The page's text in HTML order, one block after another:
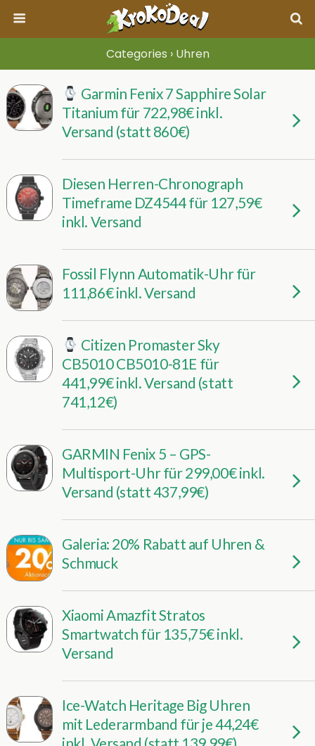
Categories ›Uhren
Garmin Fenix 7 Sapphire Solar
Titanium für 722,98€ inkl.
Versand (statt 860€)
Diesen Herren-Chronograph
Timeframe DZ4544 für 127,59€
inkl. Versand
Fossil Flynn Automatik-Uhr für
111,86€ inkl. Versand
Citizen Promaster Sky
CB5010 CB5010-81E für
441,99€ inkl. Versand (statt
741,12€)
GARMIN Fenix 5 – GPS-
Multisport-Uhr für 299,00€ inkl.
Versand (statt 437,99€)
Galeria: 20% Rabatt auf Uhren &
Schmuck
Xiaomi Amazfit Stratos
Smartwatch für 135,75€ inkl.
Versand
Ice-Watch Heritage Big Uhren
mit Lederarmband für je 44,24€